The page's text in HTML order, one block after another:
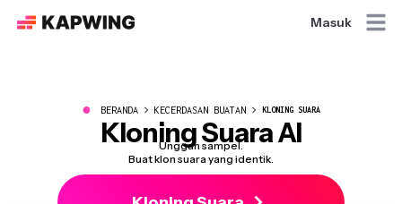
Masuk
● BERANDA KECERDASAN BUATAN KLONING SUARA
Kloning Suara AI
Unggah sampel.
Buat klon suara yang identik.